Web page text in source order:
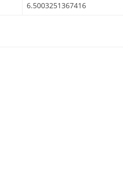
6.5003251367416